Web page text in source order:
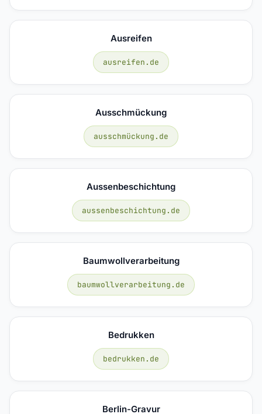
Ausreifen
ausreifen.de
Ausschmückung
ausschmückung.de
Aussenbeschichtung
aussenbeschichtung.de
Baumwollverarbeitung
baumwollverarbeitung.de
Bedrukken
bedrukken.de
Berlin-Gravur